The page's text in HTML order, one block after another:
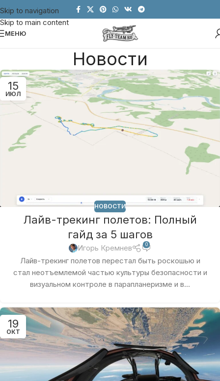
Skip to navigation
Skip to main content
МЕНЮ
Новости
15
ИЮЛ
НОВОСТИ
Лайв-трекинг полетов: Полный
гайд за 5 шагов
Игорь Кремнев 0
Лайв-трекинг полетов перестал быть роскошью и
стал неотъемлемой частью культуры безопасности и
визуальном контроле в парапланеризме и в...
19
ОКТ